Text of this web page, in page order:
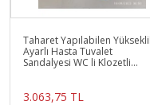
Taharet Yapılabilen
Ayarlı Hasta Tuvalet
Sandalyesi WC li Klozetli
3.063,75 TL